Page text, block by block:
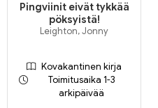
Pingviinit eivät tykkää
pöksyistä!
Leighton, Jonny
Kovakantinen kirja
Toimitusaika 1-3
arkipäivää